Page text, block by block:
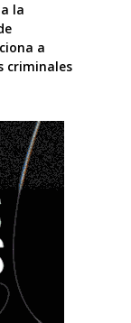
la
a
criminales